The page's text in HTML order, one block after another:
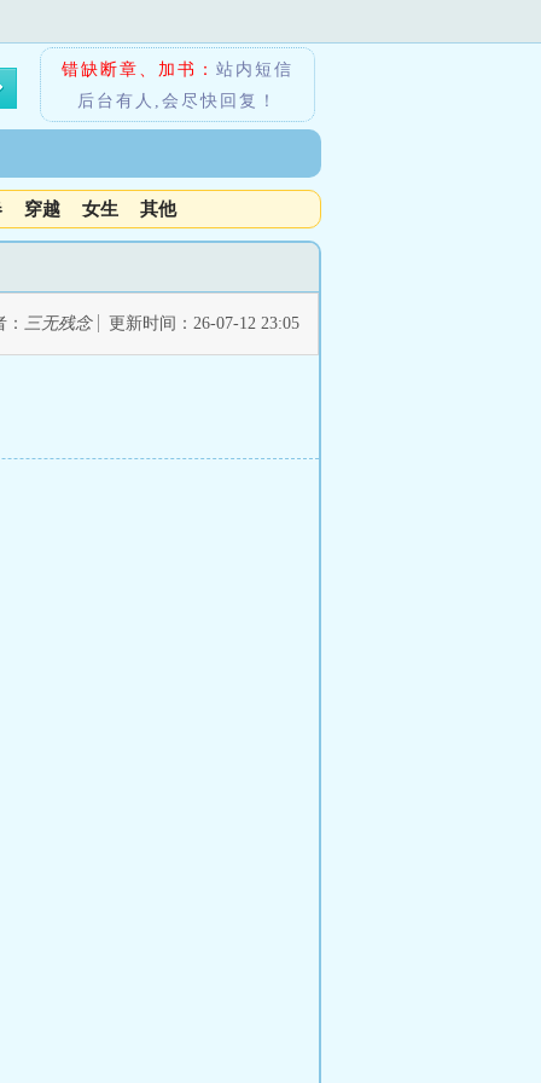
错缺断章、加书： 站内短信
后台有人,会尽快回复！
穿越 女生 其他
三无残念 更新时间：26-07-12 23:05